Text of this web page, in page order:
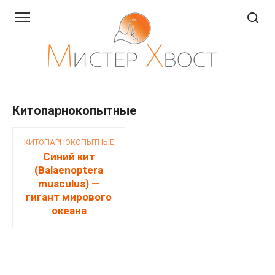
Китопарнокопытные
КИТОПАРНОКОПЫТНЫЕ
Синий кит
(Balaenoptera
musculus) —
гигант мирового
океана